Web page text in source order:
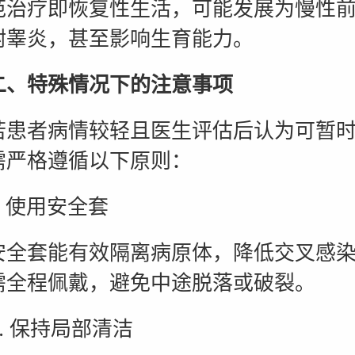
治疗即恢复性生活，可能发展为慢性
炎，甚至影响生育能力。
殊情况下的注意事项
病情较轻且医生评估后认为可暂
格遵循以下原则：
安全套
能有效隔离病原体，降低交叉感
程佩戴，避免中途脱落或破裂。
局部清洁